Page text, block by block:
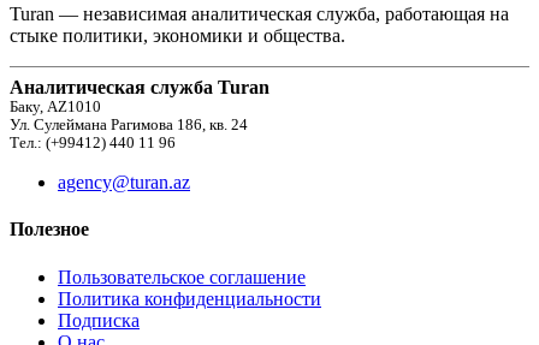
Turan — независимая аналитическая служба, работающая на
стыке политики, экономики и общества.
Аналитическая служба Turan
Баку, AZ1010
Ул. Сулеймана Рагимова 186, кв. 24
Тел.: (+99412) 440 11 96
agency@turan.az
Полезное
Пользовательское соглашение
Политика конфиденциальности
Подписка